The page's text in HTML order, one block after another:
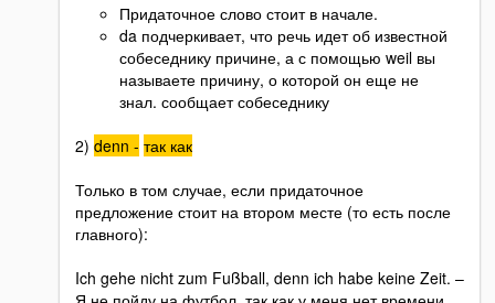
Придаточное слово стоит в начале.
da подчеркивает, что речь идет об известной
собеседнику причине, а с помощью weil вы
называете причину, о которой он еще не
знал. сообщает собеседнику
2) denn - так как
Только в том случае, если придаточное
предложение стоит на втором месте (то есть после
главного):
Ich gehe nicht zum Fußball, denn ich habe keine Zeit. –